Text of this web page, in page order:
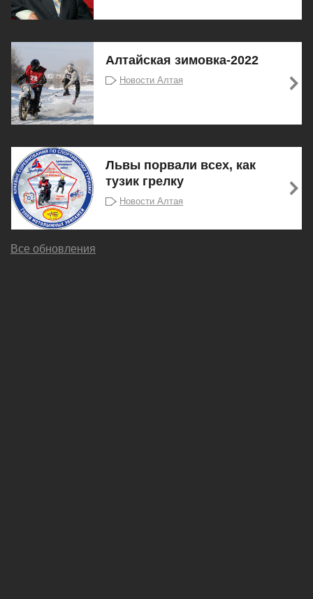
Алтайская зимовка-2022
Новости Алтая
Львы порвали всех, как
тузик грелку
Новости Алтая
Все обновления